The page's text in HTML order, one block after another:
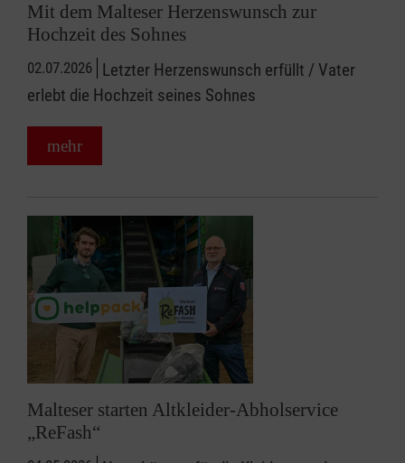
Mit dem Malteser Herzenswunsch zur
Hochzeit des Sohnes
02.07.2026 Letzter Herzenswunsch erfüllt / Vater
erlebt die Hochzeit seines Sohnes
mehr
Malteser starten Altkleider-Abholservice
„ReFash“